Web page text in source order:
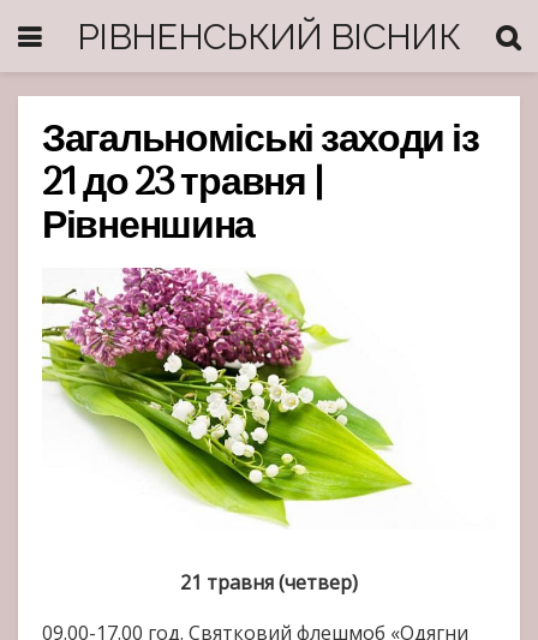
РІВНЕНСЬКИЙ ВІСНИК
Загальноміські заходи із
21 до 23 травня |
Рівненшина
21 травня (четвер)
09.00-17.00 год. Святковий флешмоб «Одягни